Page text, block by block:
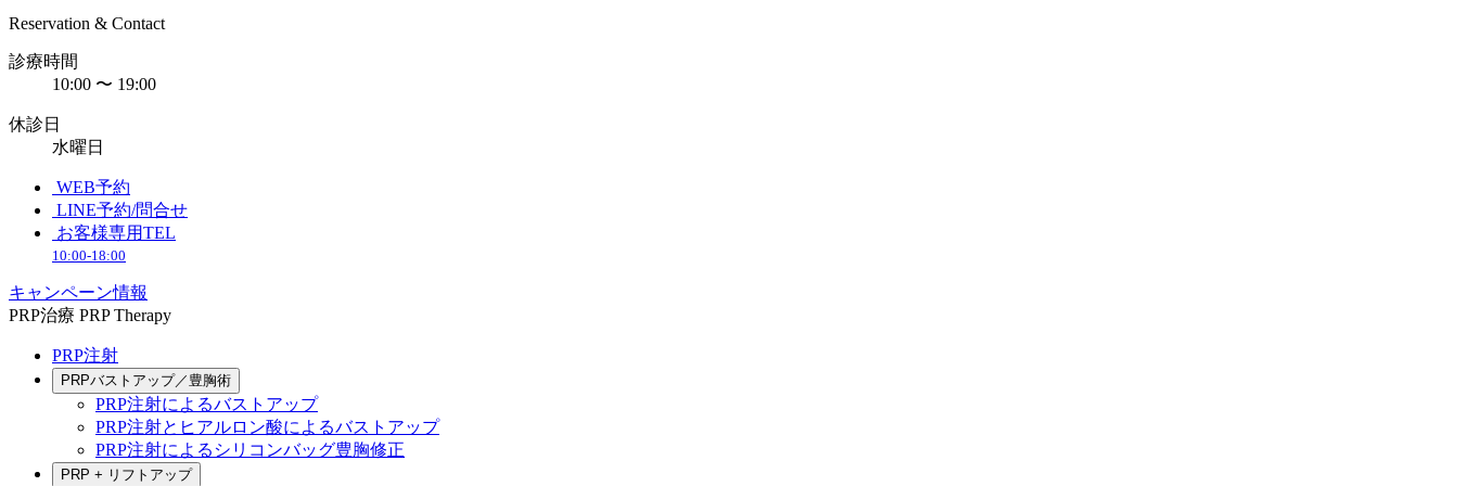
Reservation & Contact
診療時間
10:00 〜 19:00
休診日
水曜日
WEB予約
LINE予約/問合せ
お客様専用TEL
10:00-18:00
キャンペーン情報
PRP治療 PRP Therapy
PRP注射
PRPバストアップ／豊胸術
PRP注射によるバストアップ
PRP注射とヒアルロン酸によるバストアップ
PRP注射によるシリコンバッグ豊胸修正
PRP + リフトアップ